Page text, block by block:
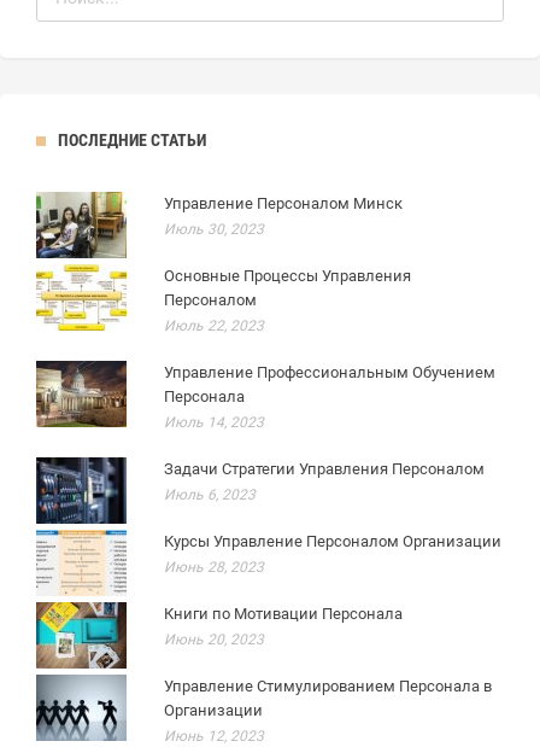
ПОСЛЕДНИЕ СТАТЬИ
Управление Персоналом Минск
Июль 30, 2023
Основные Процессы Управления
Персоналом
Июль 22, 2023
Управление Профессиональным Обучением
Персонала
Июль 14, 2023
Задачи Стратегии Управления Персоналом
Июль 6, 2023
Курсы Управление Персоналом Организации
Июнь 28, 2023
Книги по Мотивации Персонала
Июнь 20, 2023
Управление Стимулированием Персонала в
Организации
Июнь 12, 2023